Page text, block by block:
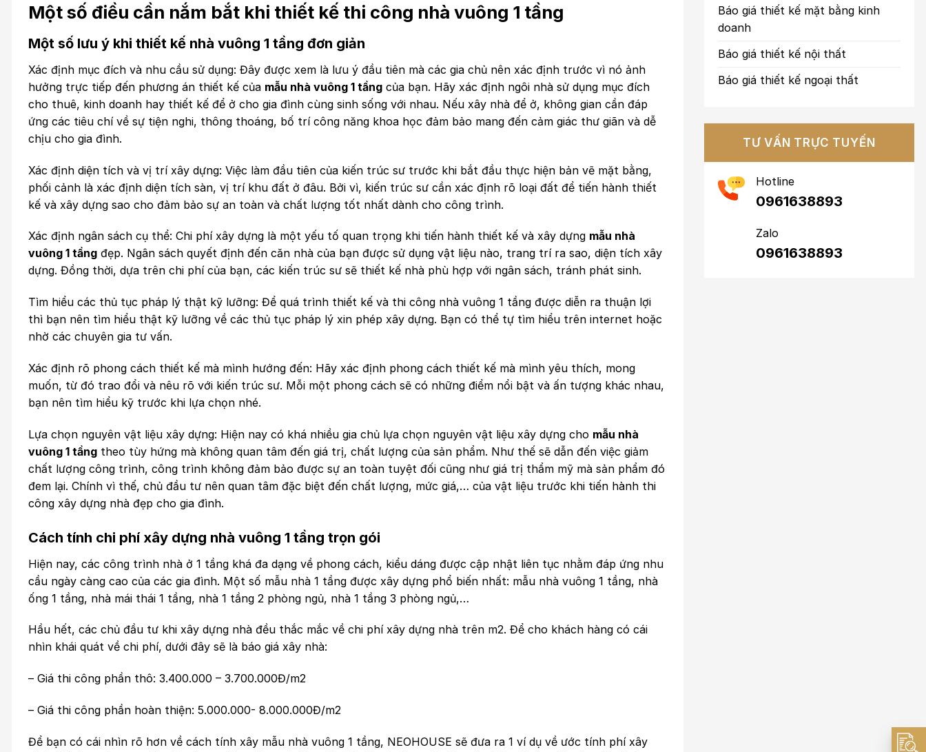
Một số điều cần nắm bắt khi thiết kế thi công nhà vuông 1 tầng
Một số lưu ý khi thiết kế nhà vuông 1 tầng đơn giản
Xác định mục đích và nhu cầu sử dụng: Đây được xem là lưu ý đầu tiên mà các gia chủ nên xác định trước vì nó ảnh
hưởng trực tiếp đến phương án thiết kế của mẫu nhà vuông 1 tầng của bạn. Hãy xác định ngôi nhà sử dụng mục đích
cho thuê, kinh doanh hay thiết kế để ở cho gia đình cùng sinh sống với nhau. Nếu xây nhà để ở, không gian cần đáp
ứng các tiêu chí về sự tiện nghi, thông thoáng, bố trí công năng khoa học đảm bảo mang đến cảm giác thư giãn và dễ
chịu cho gia đình.
Xác định diện tích và vị trí xây dựng: Việc làm đầu tiên của kiến trúc sư trước khi bắt đầu thực hiện bản vẽ mặt bằng,
phối cảnh là xác định diện tích sàn, vị trí khu đất ở đâu. Bởi vì, kiến trúc sư cần xác định rõ loại đất để tiến hành thiết
kế và xây dựng sao cho đảm bảo sự an toàn và chất lượng tốt nhất dành cho công trình.
Xác định ngân sách cụ thể: Chi phí xây dựng là một yếu tố quan trọng khi tiến hành thiết kế và xây dựng mẫu nhà
vuông 1 tầng đẹp. Ngân sách quyết định đến căn nhà của bạn được sử dụng vật liệu nào, trang trí ra sao, diện tích xây
dựng. Đồng thời, dựa trên chi phí của bạn, các kiến trúc sư sẽ thiết kế nhà phù hợp với ngân sách, tránh phát sinh.
Tìm hiểu các thủ tục pháp lý thật kỹ lưỡng: Để quá trình thiết kế và thi công nhà vuông 1 tầng được diễn ra thuận lợi
thì bạn nên tìm hiểu thật kỹ lưỡng về các thủ tục pháp lý xin phép xây dựng. Bạn có thể tự tìm hiểu trên internet hoặc
nhờ các chuyên gia tư vấn.
Xác định rõ phong cách thiết kế mà mình hướng đến: Hãy xác định phong cách thiết kế mà mình yêu thích, mong
muốn, từ đó trao đổi và nêu rõ với kiến trúc sư. Mỗi một phong cách sẽ có những điểm nổi bật và ấn tượng khác nhau,
bạn nên tìm hiểu kỹ trước khi lựa chọn nhé.
Lựa chọn nguyên vật liệu xây dựng: Hiện nay có khá nhiều gia chủ lựa chọn nguyên vật liệu xây dựng cho mẫu nhà
vuông 1 tầng theo tùy hứng mà không quan tâm đến giá trị, chất lượng của sản phẩm. Như thế sẽ dẫn đến việc giảm
chất lượng công trình, công trình không đảm bảo được sự an toàn tuyệt đối cũng như giá trị thẩm mỹ mà sản phẩm đó
đem lại. Chính vì thế, chủ đầu tư nên quan tâm đặc biệt đến chất lượng, mức giá,… của vật liệu trước khi tiến hành thi
công xây dựng nhà đẹp cho gia đình.
Cách tính chi phí xây dựng nhà vuông 1 tầng trọn gói
Hiện nay, các công trình nhà ở 1 tầng khá đa dạng về phong cách, kiểu dáng được cập nhật liên tục nhằm đáp ứng nhu
cầu ngày càng cao của các gia đình. Một số mẫu nhà 1 tầng được xây dựng phổ biến nhất: mẫu nhà vuông 1 tầng, nhà
ống 1 tầng, nhà mái thái 1 tầng, nhà 1 tầng 2 phòng ngủ, nhà 1 tầng 3 phòng ngủ,…
Hầu hết, các chủ đầu tư khi xây dựng nhà đều thắc mắc về chi phí xây dựng nhà trên m2. Để cho khách hàng có cái
nhìn khái quát về chi phí, dưới đây sẽ là báo giá xây nhà:
– Giá thi công phần thô: 3.400.000 – 3.700.000Đ/m2
– Giá thi công phần hoàn thiện: 5.000.000- 8.000.000Đ/m2
Để bạn có cái nhìn rõ hơn về cách tính xây mẫu nhà vuông 1 tầng, NEOHOUSE sẽ đưa ra 1 ví dụ về ước tính phí xây
Báo giá thiết kế mặt bằng kinh
doanh
Báo giá thiết kế nội thất
Báo giá thiết kế ngoại thất
TƯ VẤN TRỰC TUYẾN
Hotline
0961638893
Zalo
0961638893